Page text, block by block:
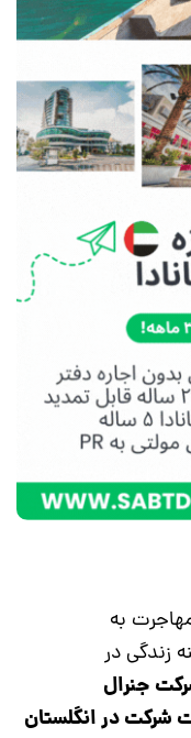
به
زندگی در
جنرال
شرکت در انگلستان